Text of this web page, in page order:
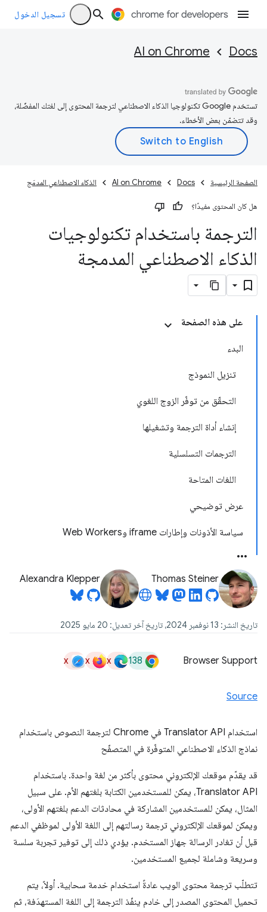
تسجيل الدخول
Docs
AI on Chrome
تستخدم Google تكنولوجيا الذكاء الاصطناعي لترجمة المحتوى إلى لغتك المفضّلة،
وقد تتضمّن بعض الأخطاء.
الصفحة الرئيسية Docs
AI on Chrome الذكاء الاصطناعي المدمَج
هل كان المحتوى مفيدًا؟
الترجمة باستخدام تكنولوجيات
الذكاء الاصطناعي المدمجة
على هذه الصفحة
البدء
تنزيل النموذج
التحقّق من توفّر الزوج اللغوي
إنشاء أداة الترجمة وتشغيلها
الترجمات التسلسلية
اللغات المتاحة
عرض توضيحي
سياسة الأذونات وإطارات iframe وWeb Workers
Thomas Steiner
Alexandra Klepper
تاريخ النشر: 13 نوفمبر 2024، تاريخ آخر تعديل: 20 مايو 2025
Browser Support
138
x
x
x
Source
استخدام Translator API في Chrome لترجمة النصوص باستخدام
نماذج الذكاء الاصطناعي المتوفّرة في المتصفّح
قد يقدّم موقعك الإلكتروني محتوى بأكثر من لغة واحدة. باستخدام
Translator API، يمكن للمستخدمين الكتابة بلغتهم الأم. على سبيل
المثال، يمكن للمستخدمين المشاركة في محادثات الدعم بلغتهم الأولى،
ويمكن لموقعك الإلكتروني ترجمة رسالتهم إلى اللغة الأولى لموظفي الدعم
قبل أن تغادر الرسالة جهاز المستخدم. يؤدي ذلك إلى توفير تجربة سلسة
وسريعة وشاملة لجميع المستخدمين.
تتطلّب ترجمة محتوى الويب عادةً استخدام خدمة سحابية. أولاً، يتم
تحميل المحتوى المصدر إلى خادم ينفّذ الترجمة إلى اللغة المستهدَفة، ثم